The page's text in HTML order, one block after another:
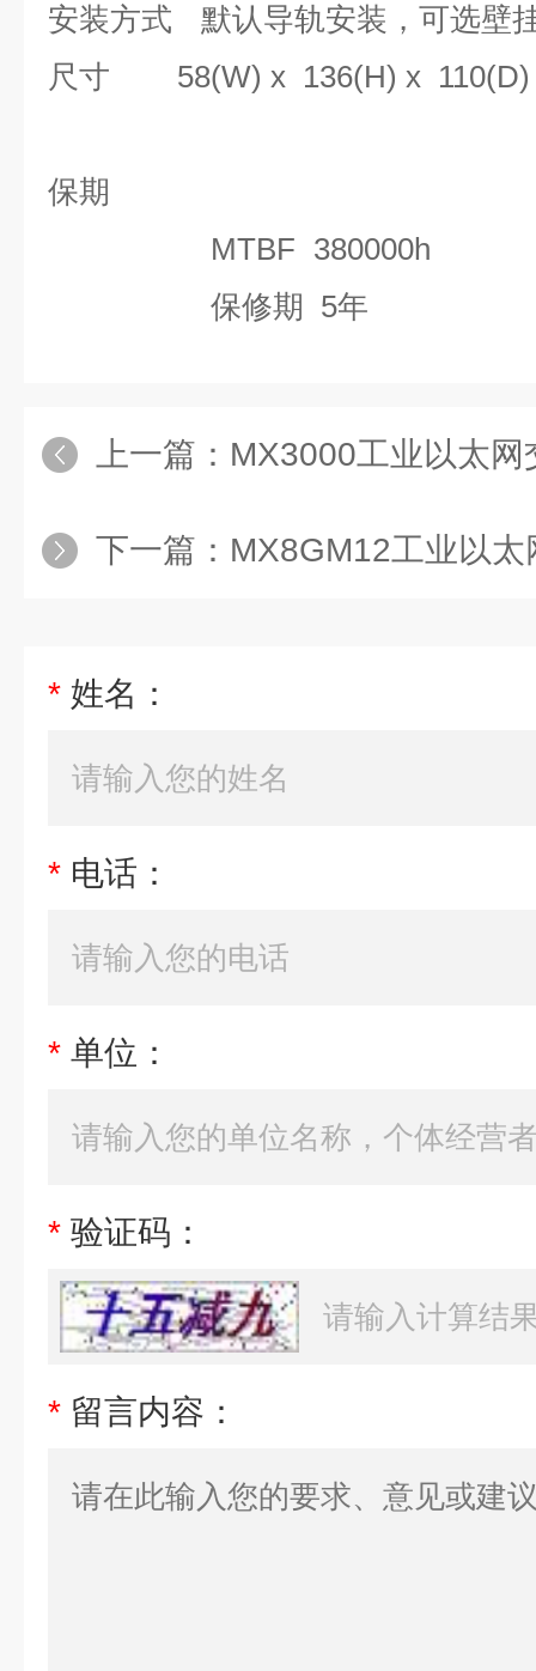
安装方式
默认导轨安装，可选壁
尺寸
58(W) x 136(H) x
保期
MTBF 380000h
保修期 5年
上一篇： MX3000工业以太网
下一篇： MX8GM12工业以太
* 姓名：
* 电话：
* 单位：
* 验证码：
* 留言内容：